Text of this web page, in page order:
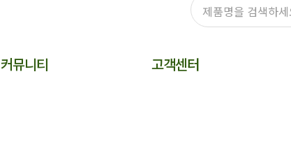
커뮤니티 고객센터